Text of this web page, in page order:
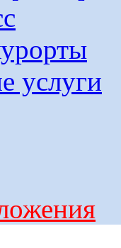
услуги